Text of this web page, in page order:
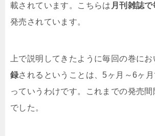
載されています。こちらは 月刊雑誌
発売されています。
上で説明してきたように毎回の巻にお
録されるということは、5ヶ月～6ヶ
っていうわけです。これまでの発売
でした。